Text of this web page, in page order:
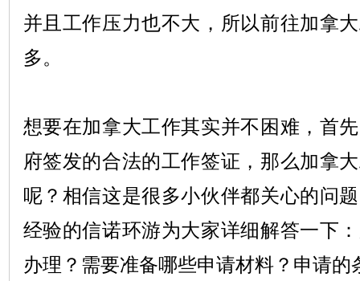
并且工作压力也不大，所以前往加拿
多。
想要在加拿大工作其实并不困难，首
府签发的合法的工作签证，那么加拿
呢？相信这是很多小伙伴都关心的问
经验的信诺环游为大家详细解答一下
办理？需要准备哪些申请材料？申请的